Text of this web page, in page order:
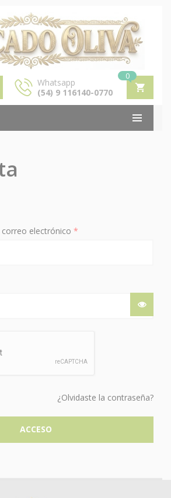
Whatsapp
(54) 9 116140-0770
0
electrónico *
ACCESO
¿Olvidaste la contraseña?